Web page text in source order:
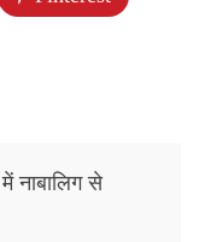
नाबालिग से